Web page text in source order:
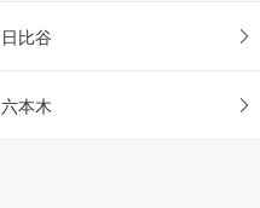
日比谷
六本木